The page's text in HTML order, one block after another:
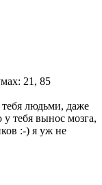
людьми, даже
у тебя вынос мозга,
:-) я уж не